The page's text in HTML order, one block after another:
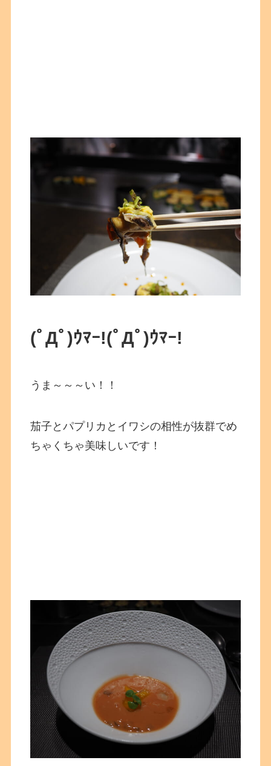
(ﾟДﾟ)ｳﾏｰ!(ﾟДﾟ)ｳﾏｰ!
うま～～～い！！
茄子とパプリカとイワシの相性が抜群でめ
ちゃくちゃ美味しいです！